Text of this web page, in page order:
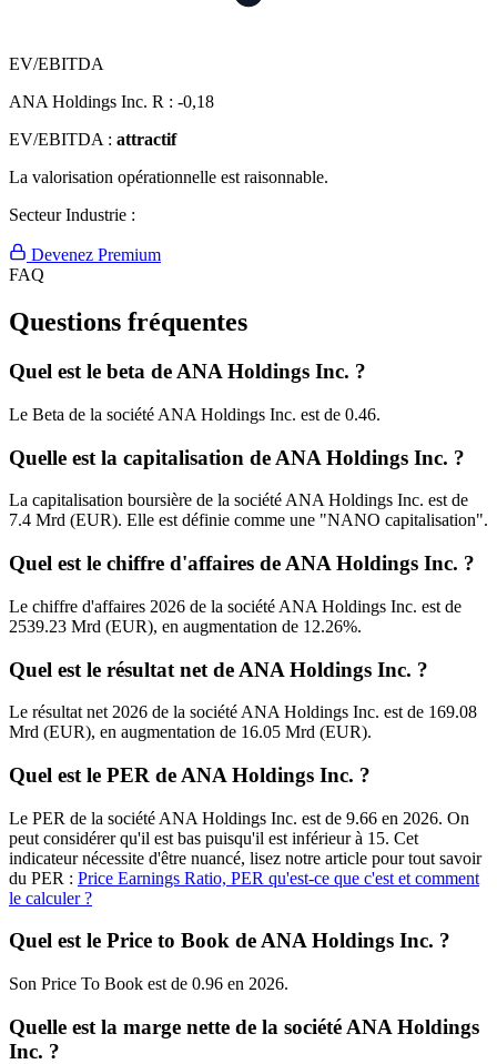
EV/EBITDA
ANA Holdings Inc. R : -0,18
EV/EBITDA : attractif
La valorisation opérationnelle est raisonnable.
Secteur Industrie :
Devenez Premium
FAQ
Questions fréquentes
Quel est le beta de ANA Holdings Inc. ?
Le Beta de la société ANA Holdings Inc. est de 0.46.
Quelle est la capitalisation de ANA Holdings Inc. ?
La capitalisation boursière de la société ANA Holdings Inc. est de
7.4 Mrd (EUR). Elle est définie comme une "NANO capitalisation".
Quel est le chiffre d'affaires de ANA Holdings Inc. ?
Le chiffre d'affaires 2026 de la société ANA Holdings Inc. est de
2539.23 Mrd (EUR), en augmentation de 12.26%.
Quel est le résultat net de ANA Holdings Inc. ?
Le résultat net 2026 de la société ANA Holdings Inc. est de 169.08
Mrd (EUR), en augmentation de 16.05 Mrd (EUR).
Quel est le PER de ANA Holdings Inc. ?
Le PER de la société ANA Holdings Inc. est de 9.66 en 2026. On
peut considérer qu'il est bas puisqu'il est inférieur à 15. Cet
indicateur nécessite d'être nuancé, lisez notre article pour tout savoir
du PER : Price Earnings Ratio, PER qu'est-ce que c'est et comment
le calculer ?
Quel est le Price to Book de ANA Holdings Inc. ?
Son Price To Book est de 0.96 en 2026.
Quelle est la marge nette de la société ANA Holdings
Inc. ?